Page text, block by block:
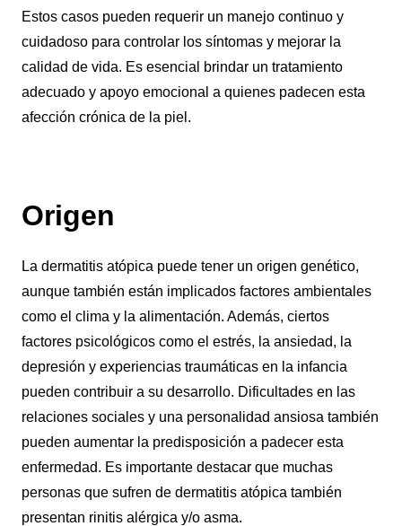
Estos casos pueden requerir un manejo continuo y
cuidadoso para controlar los síntomas y mejorar la
calidad de vida. Es esencial brindar un tratamiento
adecuado y apoyo emocional a quienes padecen esta
afección crónica de la piel.
Origen
La dermatitis atópica puede tener un origen genético,
aunque también están implicados factores ambientales
como el clima y la alimentación. Además, ciertos
factores psicológicos como el estrés, la ansiedad, la
depresión y experiencias traumáticas en la infancia
pueden contribuir a su desarrollo. Dificultades en las
relaciones sociales y una personalidad ansiosa también
pueden aumentar la predisposición a padecer esta
enfermedad. Es importante destacar que muchas
personas que sufren de dermatitis atópica también
presentan rinitis alérgica y/o asma.